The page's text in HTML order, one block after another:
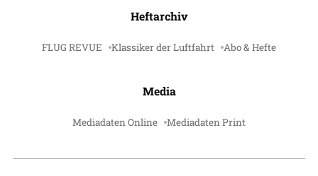
Heftarchiv
FLUG REVUE Klassiker der Luftfahrt Abo & Hefte
Media
Mediadaten Online Mediadaten Print